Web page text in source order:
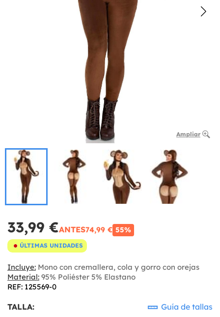
Ampliar
33,99 €ANTES74,99 € 55%
ÚLTIMAS UNIDADES
Incluye: Mono con cremallera, cola y gorro con orejas
Material: 95% Poliéster 5% Elastano
REF: 125569-0
TALLA: Guía de tallas